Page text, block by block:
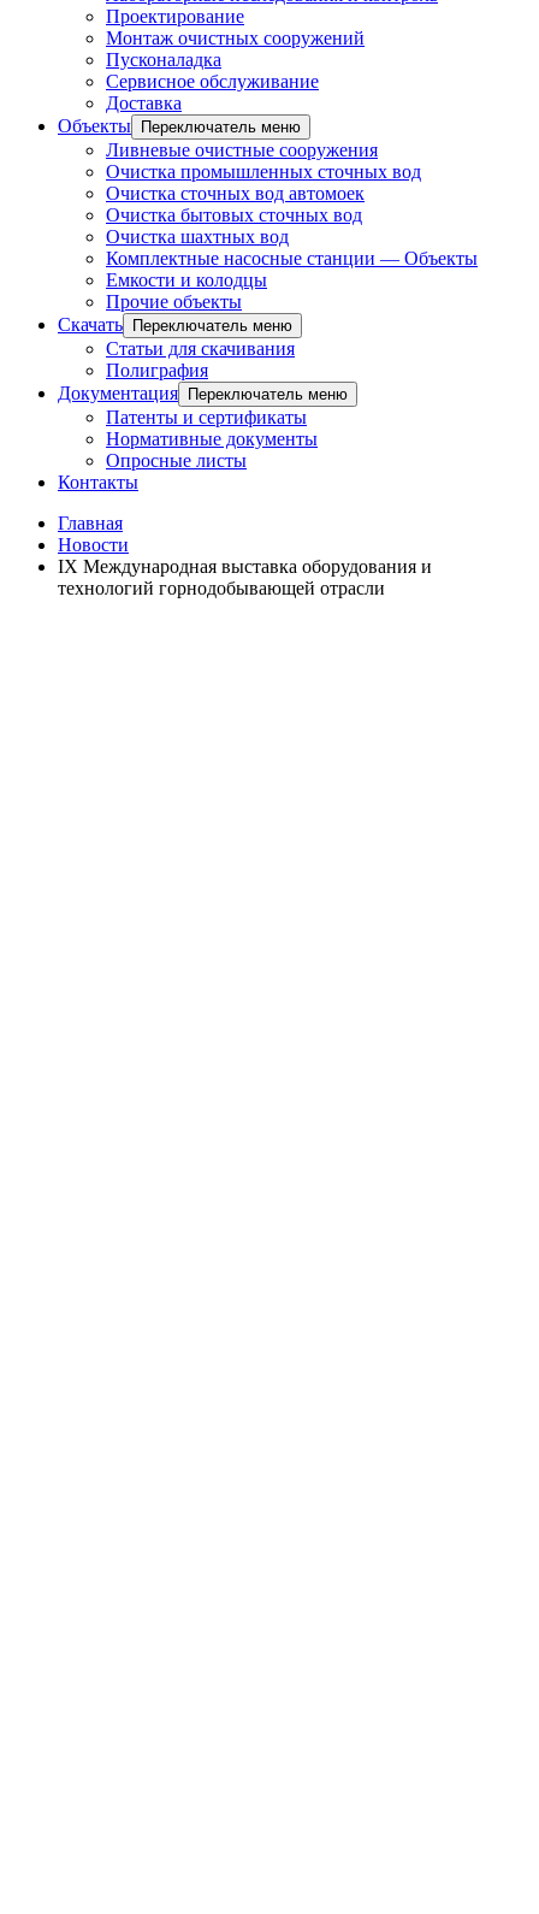
Проектирование
Монтаж очистных сооружений
Пусконаладка
Сервисное обслуживание
Доставка
Объекты
Переключатель меню
Ливневые очистные сооружения
Очистка промышленных сточных вод
Очистка сточных вод автомоек
Очистка бытовых сточных вод
Очистка шахтных вод
Комплектные насосные станции — Объекты
Емкости и колодцы
Прочие объекты
Скачать
Переключатель меню
Статьи для скачивания
Полиграфия
Документация
Переключатель меню
Патенты и сертификаты
Нормативные документы
Опросные листы
Контакты
Главная
Новости
IX Международная выставка оборудования и
технологий горнодобывающей отрасли